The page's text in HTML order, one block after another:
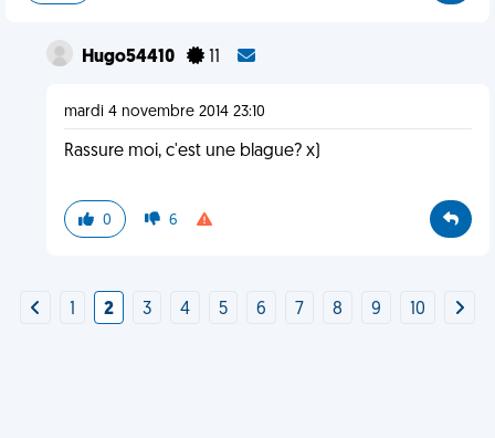
Hugo54410 11
mardi 4 novembre 2014 23:10
Rassure moi, c'est une blague? x)
0 6
2 3 4 5 6 7 8 9 10